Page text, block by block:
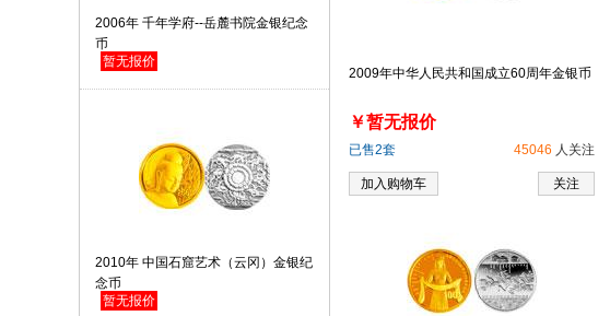
2006年 千年学府--岳麓书院金银纪念
币
暂无报价
2010年 中国石窟艺术（云冈）金银纪
念币
暂无报价
2009年中华人民共和国成立60周年金银币
￥暂无报价
45046 人关注
已售2套
关注
加入购物车